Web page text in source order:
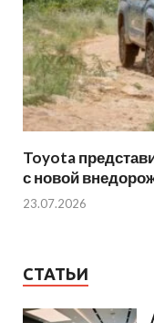
Toyota
с новой
23.07.2026
СТАТЬИ